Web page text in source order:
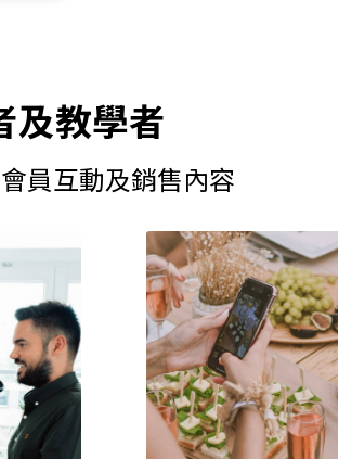
及教學者
員互動及銷售內容